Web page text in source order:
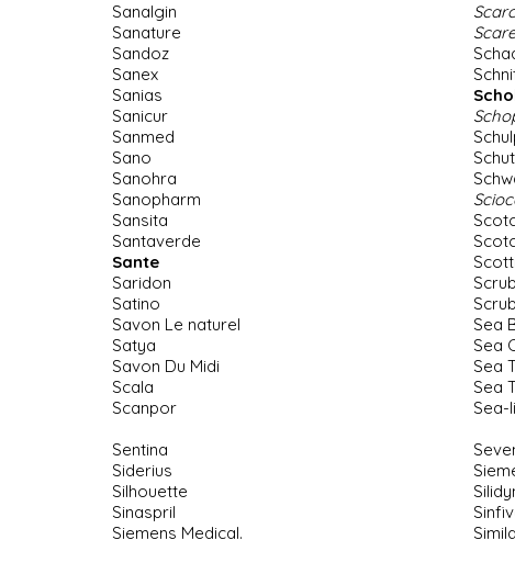
Sanalgin
Sanature
Sandoz
Sanex
Sanias
Sanicur
Sanmed
Sano
Sanohra
Sanopharm
Sansita
Santaverde
Sante
Saridon
Satino
Savon Le naturel
Satya
Savon Du Midi
Scala
Scanpor
Sea
Sea
Sea
Sea
Sea-
Sentina
Siderius
Silhouette
Sinaspril
Siemens Medical.